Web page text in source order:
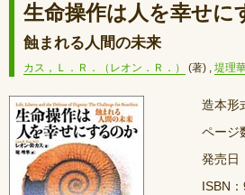
生命操作は人を幸せに
蝕まれる人間の未来
カス，Ｌ．Ｒ．（レオン．Ｒ．） (著) , 堤理
造本形
ページ
発売日
ISBN：